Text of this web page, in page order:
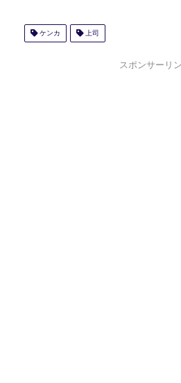
ケンカ 上司
スポンサーリ